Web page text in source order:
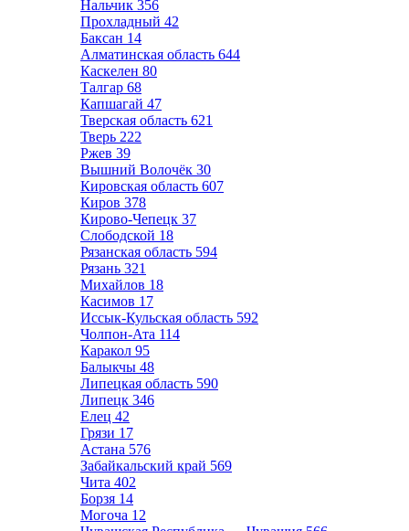
Нальчик 356
Прохладный 42
Баксан 14
Алматинская область 644
Каскелен 80
Талгар 68
Капшагай 47
Тверская область 621
Тверь 222
Ржев 39
Вышний Волочёк 30
Кировская область 607
Киров 378
Кирово-Чепецк 37
Слободской 18
Рязанская область 594
Рязань 321
Михайлов 18
Касимов 17
Иссык-Кульская область 592
Чолпон-Ата 114
Каракол 95
Балыкчы 48
Липецкая область 590
Липецк 346
Елец 42
Грязи 17
Астана 576
Забайкальский край 569
Чита 402
Борзя 14
Могоча 12